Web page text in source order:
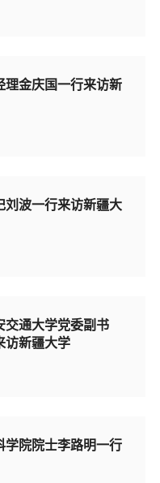
理金庆国一行来访新
刘波一行来访新疆大
交通大学党委副书
访新疆大学
学院院士李路明一行